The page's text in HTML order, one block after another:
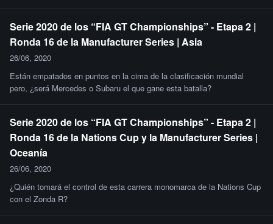
Serie 2020 de los “FIA GT Championships” - Etapa 2 |
Ronda 16 de la Manufacturer Series | Asia
26/06, 2020
Están empatados en puntos en la cima de la clasificación mundial
pero, ¿será Mercedes o Subaru el que gane esta batalla?
Serie 2020 de los “FIA GT Championships” - Etapa 2 |
Ronda 16 de la Nations Cup y la Manufacturer Series |
Oceanía
26/06, 2020
¿Quién tomará el control de esta carrera monomarca de la Nations Cup
con el Zonda R?